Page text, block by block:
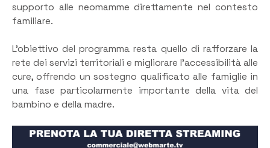
supporto alle neomamme direttamente nel contesto
familiare.
L’obiettivo del programma resta quello di rafforzare la
rete dei servizi territoriali e migliorare l’accessibilità alle
cure, offrendo un sostegno qualificato alle famiglie in
una fase particolarmente importante della vita del
bambino e della madre.